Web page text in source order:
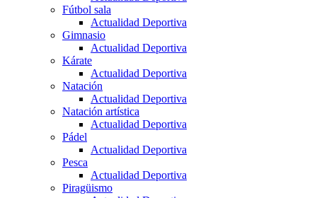
Fútbol sala
Actualidad Deportiva
Gimnasio
Actualidad Deportiva
Kárate
Actualidad Deportiva
Natación
Actualidad Deportiva
Natación artística
Actualidad Deportiva
Pádel
Actualidad Deportiva
Pesca
Actualidad Deportiva
Piragüismo